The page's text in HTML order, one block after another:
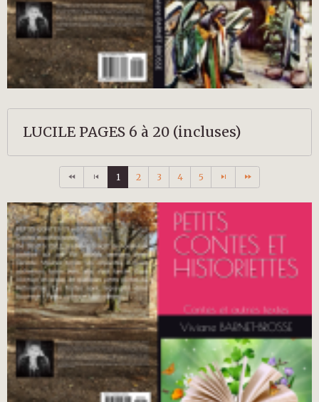
LUCILE PAGES 6 à 20 (incluses)
1 2 3 4 5